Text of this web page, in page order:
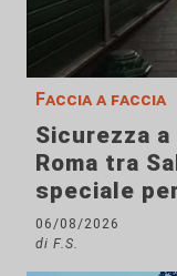
Faccia a faccia
Sicurezza
Roma tra
speciale
06/08/2026
di F.S.